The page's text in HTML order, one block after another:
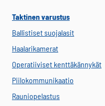
Taktinen varustus
Ballistiset suojalasit
Haalarikamerat
Operatiiviset kenttäkännykät
Piilokommunikaatio
Rauniopelastus